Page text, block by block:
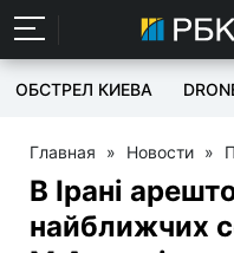
ОБСТРЕЛ КИЕВА
Главная » Новости »
В Ірані
найближчих